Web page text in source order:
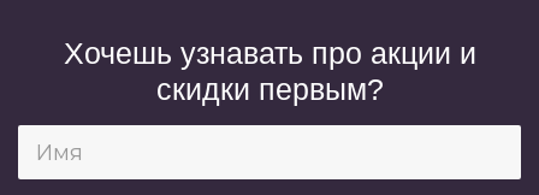
Хочешь узнавать про акции и
скидки первым?